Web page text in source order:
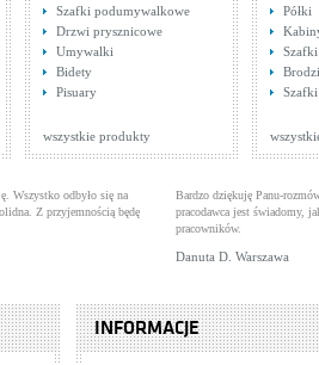
Szafki podumywalkowe
Drzwi prysznicowe
Umywalki
Bidety
Pisuary
wszystkie produkty
Półki
Szafki
Wszystko odbyło się na
Z przyjemnością będę
Bardzo dziękuję Panu-
pracodawca jest świadomy,
pracowników.
Danuta D. Warszawa
INFORMACJE